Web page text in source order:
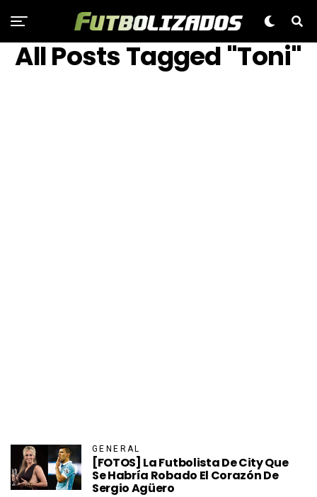
All Posts Tagged "Toni"
GENERAL
[FOTOS] La Futbolista De City Que
Se Habría Robado El Corazón De
Sergio Agüero